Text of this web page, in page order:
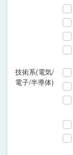
技術系(電気/
電子/半導体)